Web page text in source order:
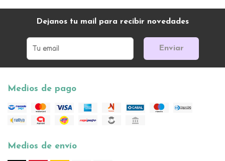
Dejanos tu mail para recibir novedades
Enviar
Medios de pago
Medios de envío